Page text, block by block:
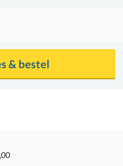
& bestel